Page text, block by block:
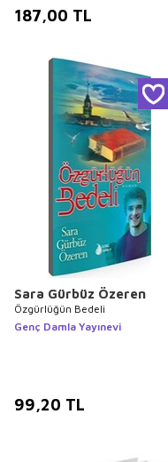
187,00 TL
Sara Gürbüz Özeren
Özgürlüğün Bedeli
Genç Damla Yayınevi
99,20 TL